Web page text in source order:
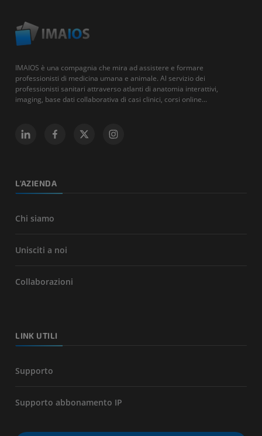
IMAIOS è una compagnia che mira ad assistere e formare
professionisti di medicina umana e animale. Al servizio dei
professionisti sanitari attraverso atlanti di anatomia interattivi,
imaging, base dati collaborativa di casi clinici, corsi online...
L'AZIENDA
Chi siamo
Unisciti a noi
Collaborazioni
LINK UTILI
Supporto
Supporto abbonamento IP